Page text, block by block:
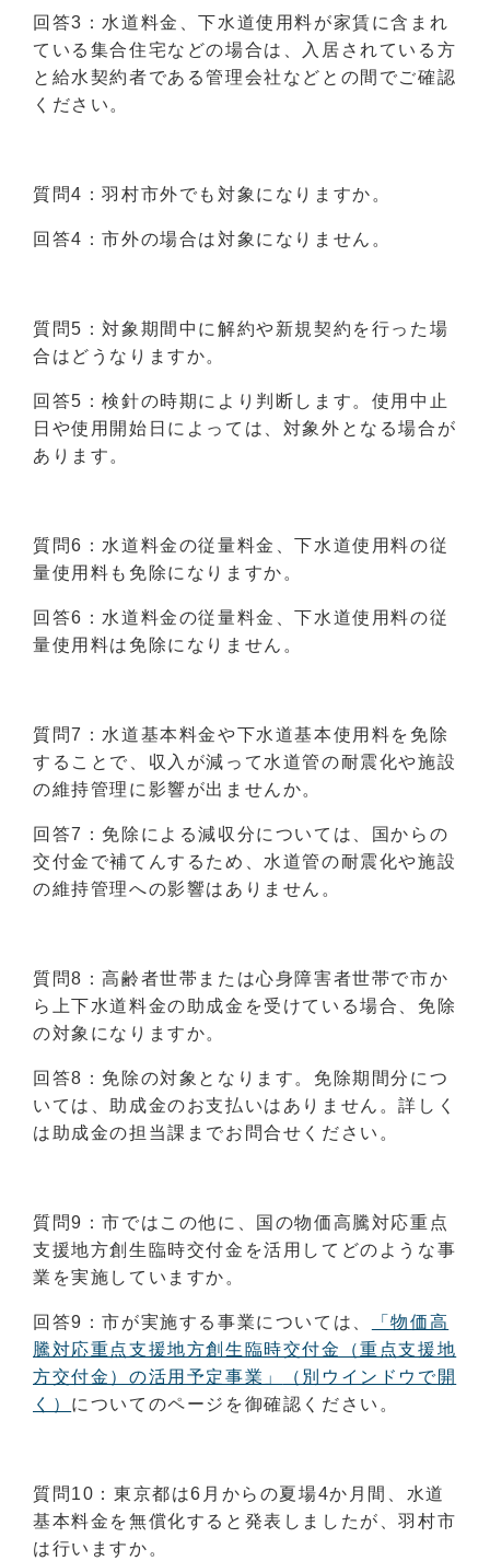
回答3：水道料金、下水道使用料が家賃に含まれ
ている集合住宅などの場合は、入居されている方
と給水契約者である管理会社などとの間でご確認
ください。
質問4：羽村市外でも対象になりますか。
回答4：市外の場合は対象になりません。
質問5：対象期間中に解約や新規契約を行った場
合はどうなりますか。
回答5：検針の時期により判断します。使用中止
日や使用開始日によっては、対象外となる場合が
あります。
質問6：水道料金の従量料金、下水道使用料の従
量使用料も免除になりますか。
回答6：水道料金の従量料金、下水道使用料の従
量使用料は免除になりません。
質問7：水道基本料金や下水道基本使用料を免除
することで、収入が減って水道管の耐震化や施設
の維持管理に影響が出ませんか。
回答7：免除による減収分については、国からの
交付金で補てんするため、水道管の耐震化や施設
の維持管理への影響はありません。
質問8：高齢者世帯または心身障害者世帯で市か
ら上下水道料金の助成金を受けている場合、免除
の対象になりますか。
回答8：免除の対象となります。免除期間分につ
いては、助成金のお支払いはありません。詳しく
は助成金の担当課までお問合せください。
質問9：市ではこの他に、国の物価高騰対応重点
支援地方創生臨時交付金を活用してどのような事
業を実施していますか。
回答9：市が実施する事業については、
「物価高
騰対応重点支援地方創生臨時交付金（重点支援地
方交付金）の活用予定事業」
（別ウインドウで開
く） についてのページを御確認ください。
質問10：東京都は6月からの夏場4か月間、水道
基本料金を無償化すると発表しましたが、羽村市
は行いますか。